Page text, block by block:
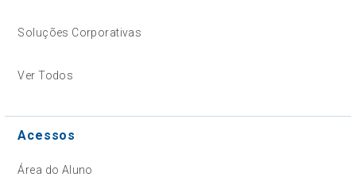
Soluções Corporativas
Ver Todos
Acessos
Área do Aluno